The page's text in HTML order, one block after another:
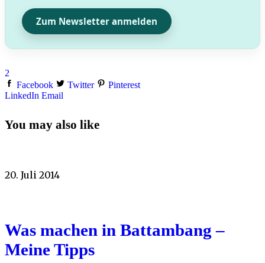
Zum Newsletter anmelden
2
Facebook
Twitter
Pinterest
LinkedIn Email
You may also like
20. Juli 2014
Was machen in Battambang –
Meine Tipps